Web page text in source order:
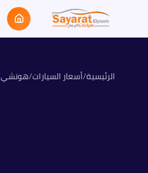
الرئيسية/أسعار السيارات/هونشي